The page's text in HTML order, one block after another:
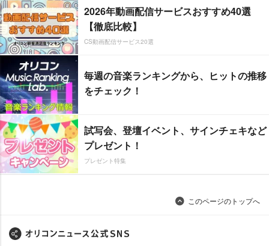
2026年動画配信サービスおすすめ40選
【徹底比較】
CS動画配信サービス20選
毎週の音楽ランキングから、ヒットの推移
をチェック！
試写会、登壇イベント、サインチェキなど
プレゼント！
プレゼント特集
このページのトップへ